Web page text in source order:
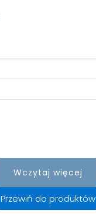
Wczytaj więcej
Przewiń do produktów